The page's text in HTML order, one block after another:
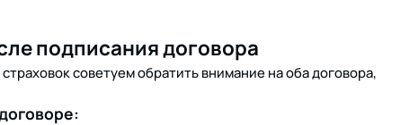
подписания договора
советуем обратить внимание на оба договора,